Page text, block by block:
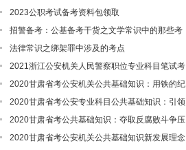
2023公职考试备考资料包领取
招警备考：公基备考干货之文学常识中的那些考
法律常识之绑架罪中涉及的考点
2021浙江公安机关人民警察职位专业科目笔试考
2020甘肃省考公安机关公共基础知识：用铁的纪
2020甘肃省考公安专业科目公共基础知识：引领
2020甘肃省考公共基础知识：夺取反腐败斗争压
2020甘肃省考公安机关公共基础知识新发展理念